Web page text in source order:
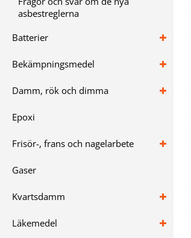
asbestreglerna
Batterier
Bekämpningsmedel
Damm, rök och dimma
Epoxi
Frisör-, frans och nagelarbete
Gaser
Kvartsdamm
Läkemedel